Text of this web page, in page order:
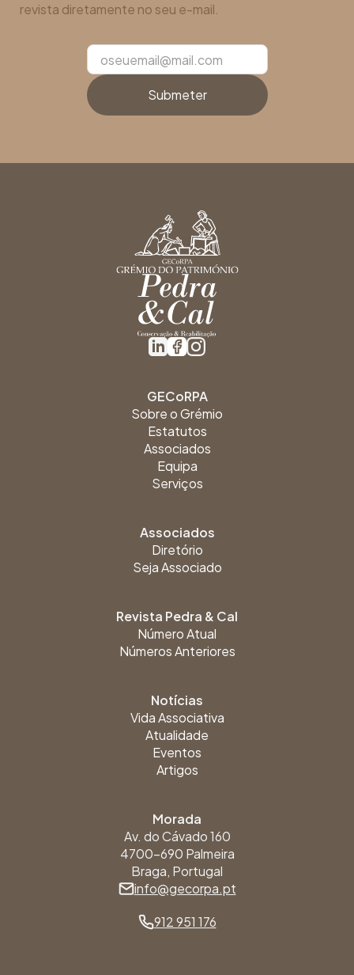
revista diretamente no seu e-mail.
GECoRPA
Sobre o Grémio
Estatutos
Associados
Equipa
Serviços
Associados
Diretório
Seja Associado
Revista Pedra & Cal
Número Atual
Números Anteriores
Notícias
Vida Associativa
Atualidade
Eventos
Artigos
Morada
Av. do Cávado 160
4700-690 Palmeira
Braga, Portugal
info@gecorpa.pt
912 951 176